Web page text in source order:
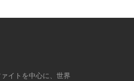
イトを中心に、世界